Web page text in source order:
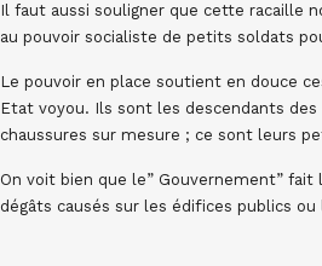
Il faut aussi souligner que cette racaille
au pouvoir socialiste de petits soldats
Le pouvoir en place soutient en douce
Etat voyou. Ils sont les descendants
chaussures sur mesure ; ce sont leurs
On voit bien que le” Gouvernement” fait
dégâts causés sur les édifices publics